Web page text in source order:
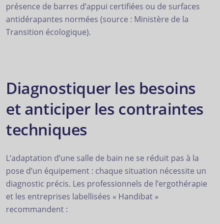
présence de barres d’appui certifiées ou de surfaces
antidérapantes normées (source : Ministère de la
Transition écologique).
Diagnostiquer les besoins
et anticiper les contraintes
techniques
L’adaptation d’une salle de bain ne se réduit pas à la
pose d’un équipement : chaque situation nécessite un
diagnostic précis. Les professionnels de l’ergothérapie
et les entreprises labellisées « Handibat »
recommandent :